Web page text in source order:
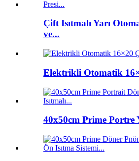
Çift Isıtmalı Yarı
ve...
Elektrikli Otomatik
40x50cm Prime Portre